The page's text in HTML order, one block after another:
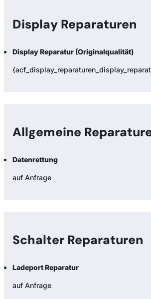
Display Reparaturen
Display Reparatur (Originalqualität)
Allgemeine
Datenrettung
auf Anfrage
Schalter Reparaturen
Ladeport Reparatur
auf Anfrage